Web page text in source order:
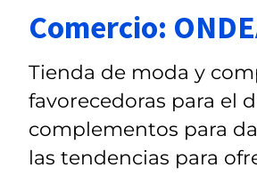
Comercio:
Tienda de moda y
favorecedoras para el
complementos para
las tendencias para